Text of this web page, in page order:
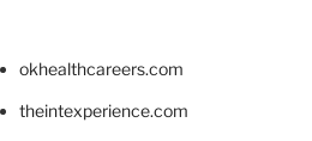
okhealthcareers.com
theintexperience.com